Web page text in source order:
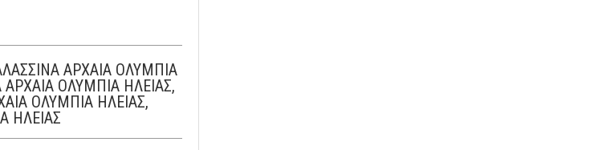
ΑΡΧΑΙΑ ΟΛΥΜΠΙΑ
ΟΛΥΜΠΙΑ ΗΛΕΙΑΣ,
ΟΛΥΜΠΙΑ ΗΛΕΙΑΣ,
ΗΛΕΙΑΣ